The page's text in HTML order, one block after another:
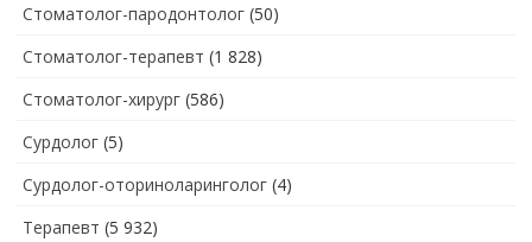
Стоматолог-пародонтолог (50)
Стоматолог-терапевт (1 828)
Стоматолог-хирург (586)
Сурдолог (5)
Сурдолог-оториноларинголог (4)
Терапевт (5 932)